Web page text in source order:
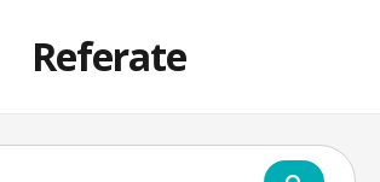
Referate